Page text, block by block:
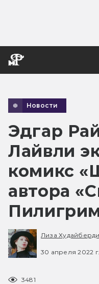
Новости
Эдгар
Лайвли
комикс
автора
Лиза
30 апреля 2022 г.
3481